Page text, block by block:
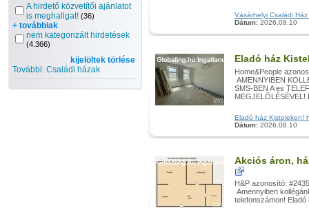
A hirdető közvetítői ajánlatot
is meghallgat! (36)
+ továbbiak
nem kategorizált hirdetések
(4.366)
kijelöltek törlése
További: Családi házak
Vásárhelyi Családi
Dátum: 2026.08.10
Eladó ház
Home&People
AMENNYIBEN
SMS-BEN A es
MEGJELÖLÉSÉVEL!
Eladó ház Kisteleken!
Dátum: 2026.08.10
Akciós áron,
H&P azonosító:
Amennyiben
telefonszámon!